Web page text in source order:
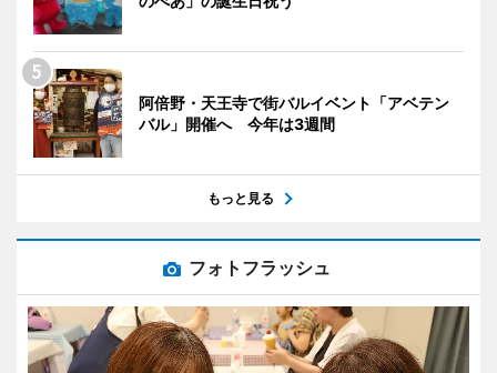
阿倍野・天王寺で街バルイベント「アベテン
バル」開催へ 今年は3週間
もっと見る
フォトフラッシュ